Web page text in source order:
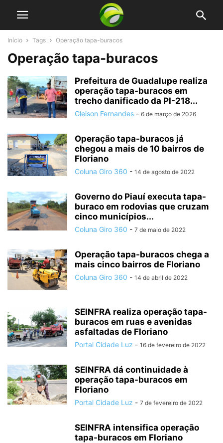
Início Tags Operação tapa-buracos
Operação tapa-buracos
Prefeitura de Guadalupe realiza
operação tapa-buracos em
trecho danificado da PI-218...
Gleison Fernandes - 6 de março de 2026
Operação tapa-buracos já
chegou a mais de 10 bairros de
Floriano
Coluna Giro 360 - 14 de agosto de 2022
Governo do Piauí executa tapa-
buraco em rodovias que cruzam
cinco municípios...
Coluna Giro 360 - 7 de maio de 2022
Operação tapa-buracos chega a
mais cinco bairros de Floriano
Coluna Giro 360 - 14 de abril de 2022
SEINFRA realiza operação tapa-
buracos em ruas e avenidas
asfaltadas de Floriano
Portal Cidade Luz - 16 de fevereiro de 2022
SEINFRA dá continuidade à
operação tapa-buracos em
Floriano
Portal Cidade Luz - 7 de fevereiro de 2022
SEINFRA intensifica operação
tapa-buracos em Floriano